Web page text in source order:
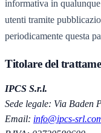
informativa in
utenti tramite
periodicamente questa
Titolare del
IPCS S.r.l.
Sede legale: Via Baden
Email: info@ipcs-